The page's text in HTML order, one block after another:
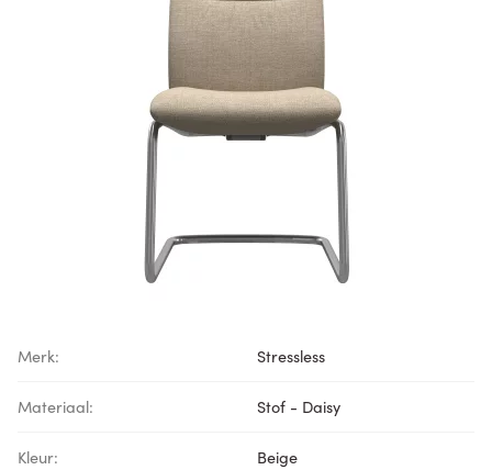
Merk: Stressless
Materiaal: Stof - Daisy
Kleur: Beige